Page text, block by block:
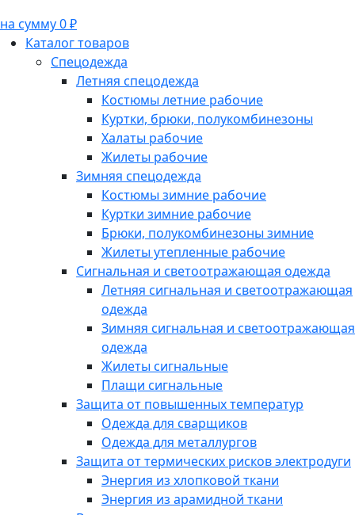
на сумму 0 ₽
Каталог товаров
Спецодежда
Летняя спецодежда
Костюмы летние рабочие
Куртки, брюки, полукомбинезоны
Халаты рабочие
Жилеты рабочие
Зимняя спецодежда
Костюмы зимние рабочие
Куртки зимние рабочие
Брюки, полукомбинезоны зимние
Жилеты утепленные рабочие
Сигнальная и светоотражающая одежда
Летняя сигнальная и светоотражающая
одежда
Зимняя сигнальная и светоотражающая
одежда
Жилеты сигнальные
Плащи сигнальные
Защита от повышенных температур
Одежда для сварщиков
Одежда для металлургов
Защита от термических рисков электродуги
Энергия из хлопковой ткани
Энергия из арамидной ткани